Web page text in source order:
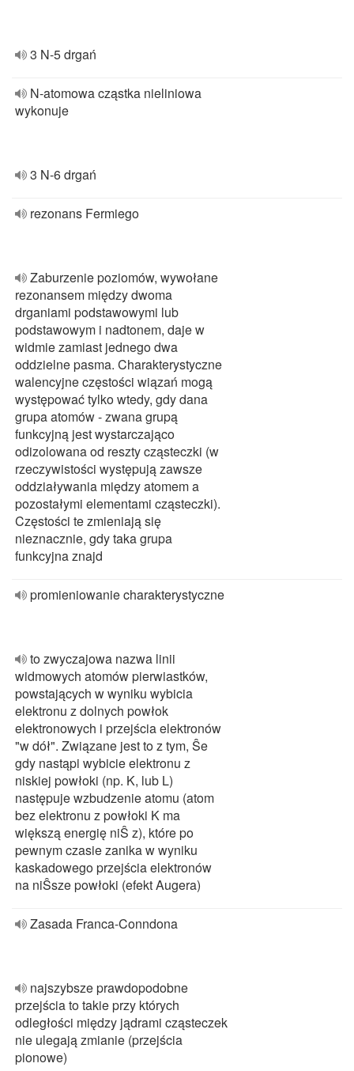
3 N-5 drgań
N-atomowa cząstka nieliniowa
wykonuje
3 N-6 drgań
rezonans Fermiego
Zaburzenie poziomów, wywołane
rezonansem między dwoma
drganiami podstawowymi lub
podstawowym i nadtonem, daje w
widmie zamiast jednego dwa
oddzielne pasma. Charakterystyczne
walencyjne częstości wiązań mogą
występować tylko wtedy, gdy dana
grupa atomów - zwana grupą
funkcyjną jest wystarczająco
odizolowana od reszty cząsteczki (w
rzeczywistości występują zawsze
oddziaływania między atomem a
pozostałymi elementami cząsteczki).
Częstości te zmieniają się
nieznacznie, gdy taka grupa
funkcyjna znajd
promieniowanie charakterystyczne
to zwyczajowa nazwa linii
widmowych atomów pierwiastków,
powstających w wyniku wybicia
elektronu z dolnych powłok
elektronowych i przejścia elektronów
"w dół". Związane jest to z tym, Ŝe
gdy nastąpi wybicie elektronu z
niskiej powłoki (np. K, lub L)
następuje wzbudzenie atomu (atom
bez elektronu z powłoki K ma
większą energię niŜ z), które po
pewnym czasie zanika w wyniku
kaskadowego przejścia elektronów
na niŜsze powłoki (efekt Augera)
Zasada Franca-Conndona
najszybsze prawdopodobne
przejścia to takie przy których
odległości między jądrami cząsteczek
nie ulegają zmianie (przejścia
pionowe)